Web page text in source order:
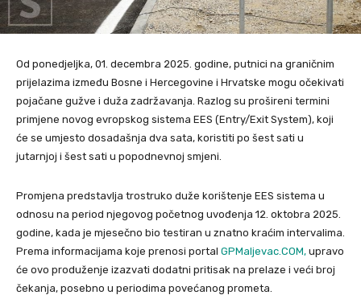
Od ponedjeljka, 01. decembra 2025. godine, putnici na graničnim
prijelazima između Bosne i Hercegovine i Hrvatske mogu očekivati
pojačane gužve i duža zadržavanja. Razlog su prošireni termini
primjene novog evropskog sistema EES (Entry/Exit System), koji
će se umjesto dosadašnja dva sata, koristiti po šest sati u
jutarnjoj i šest sati u popodnevnoj smjeni.
Promjena predstavlja trostruko duže korištenje EES sistema u
odnosu na period njegovog početnog uvođenja 12. oktobra 2025.
godine, kada je mjesečno bio testiran u znatno kraćim intervalima.
Prema informacijama koje prenosi portal GPMaljevac.COM, upravo
će ovo produženje izazvati dodatni pritisak na prelaze i veći broj
čekanja, posebno u periodima povećanog prometa.